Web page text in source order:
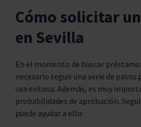
Cómo solicitar
en Sevilla
En el momento de buscar
necesario seguir una serie de pasos
sea exitosa. Además, es muy
probabilidades de aprobación.
puede ayudar a ello: